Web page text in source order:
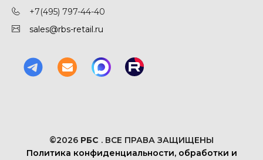
+7(495) 797-44-40
sales@rbs-retail.ru
©2026 РБС . ВСЕ ПРАВА ЗАЩИЩЕНЫ
Политика конфиденциальности, обработки и